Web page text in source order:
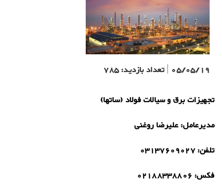
05/05/19
|تعداد بازدید:785
تجهیزات برق و سیالات فولاد (ساتها)
مدیرعامل:علیرضا روغنی
تلفن:03137609027
فکس: 02188338806